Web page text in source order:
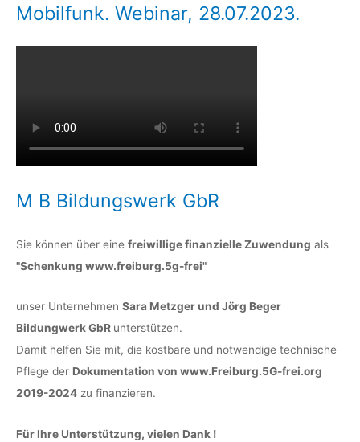
Mobilfunk. Webinar, 28.07.2023.
M B Bildungswerk GbR
Sie können über eine freiwillige finanzielle Zuwendung als
"Schenkung www.freiburg.5g-frei"
unser Unternehmen Sara Metzger und Jörg Beger
Bildungwerk GbR unterstützen.
Damit helfen Sie mit, die kostbare und notwendige technische
Pflege der Dokumentation von www.Freiburg.5G-frei.org
2019-2024 zu finanzieren.
Für Ihre Unterstützung, vielen Dank !